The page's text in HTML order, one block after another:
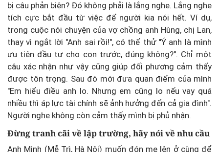
bị câu phản biện? Đó không phải là lắng nghe. Lắng nghe
tích cực bắt đầu từ việc để người kia nói hết. Ví dụ,
trong cuộc nói chuyện của vợ chồng anh Hùng, chị Lan,
thay vì ngắt lời "Anh sai rồi!", có thể thử "Ý anh là mình
ưu tiên đầu tư cho con trước, đúng không?". Chỉ một
câu xác nhận như vậy cũng giúp đối phương cảm thấy
được tôn trọng. Sau đó mới đưa quan điểm của mình
"Em hiểu điều anh lo. Nhưng em cũng lo nếu vay quá
nhiều thì áp lực tài chính sẽ ảnh hưởng đến cả gia đình".
Người nghe không còn cảm thấy mình bị phủ nhận.
Đừng tranh cãi về lập trường, hãy nói về nhu cầu
Anh Minh (Mễ Trì, Hà Nội) muốn đón mẹ lên ở cùng để